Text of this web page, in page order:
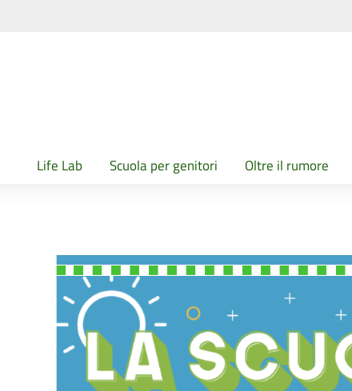
Life Lab Scuola per genitori Oltre il rumore